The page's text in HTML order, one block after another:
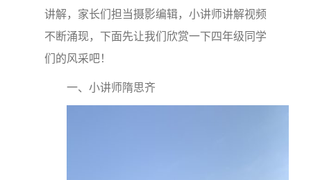
讲解，家长们担当摄影编辑，小讲师讲解视频
不断涌现，下面先让我们欣赏一下四年级同学
们的风采吧！
一、小讲师隋思齐